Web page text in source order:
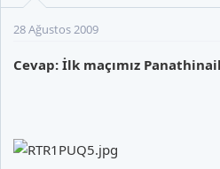
28 Ağustos 2009
Cevap: İlk maçımız